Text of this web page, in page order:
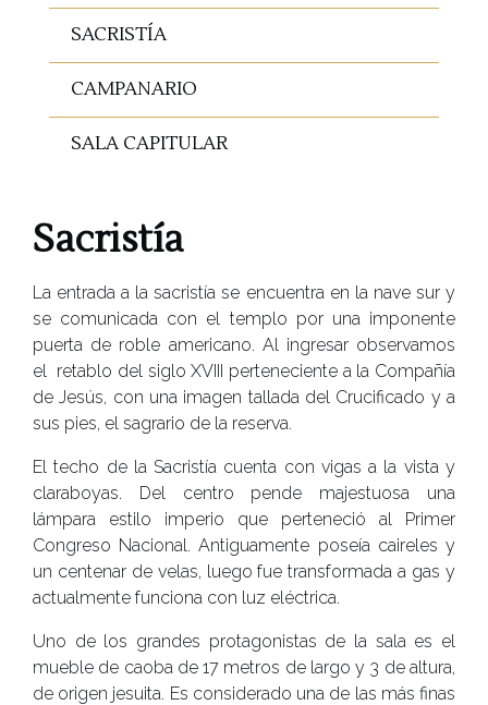
SACRISTÍA
CAMPANARIO
SALA CAPITULAR
Sacristía
La entrada a la sacristía se encuentra en la nave sur y
se comunicada con el templo por una imponente
puerta de roble americano. Al ingresar observamos
el retablo del siglo XVIII perteneciente a la Compañía
de Jesús, con una imagen tallada del Crucificado y a
sus pies, el sagrario de la reserva.
El techo de la Sacristía cuenta con vigas a la vista y
claraboyas. Del centro pende majestuosa una
lámpara estilo imperio que perteneció al Primer
Congreso Nacional. Antiguamente poseía caireles y
un centenar de velas, luego fue transformada a gas y
actualmente funciona con luz eléctrica.
Uno de los grandes protagonistas de la sala es el
mueble de caoba de 17 metros de largo y 3 de altura,
de origen jesuita. Es considerado una de las más finas